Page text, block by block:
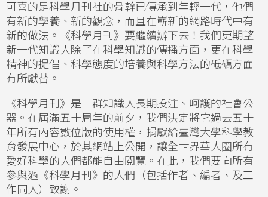
可喜的是科學月刊社的骨幹已傳承到年輕一代，他們
有新的學養、新的觀念，而且在嶄新的網路時代中有
新的做法。《科學月刊》要繼續辦下去！我們更期望
新一代知識人除了在科學知識的傳播方面，更在科學
精神的提倡、科學態度的培養與科學方法的砥礪方面
有所獻替。
《科學月刊》是一群知識人長期投注、呵護的社會公
器。在屆滿五十周年的前夕，我們決定將它過去五十
年所有內容數位版的使用權，捐獻給臺灣大學科學教
育發展中心，於其網站上公開，讓全世界華人圈所有
愛好科學的人們都能自由閱覽。在此，我們要向所有
參與過《科學月刊》的人們（包括作者、編者、及工
作同人）致謝。